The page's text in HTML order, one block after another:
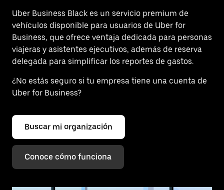
Uber Business Black es un servicio premium de
vehículos disponible para usuarios de Uber for
Business, que ofrece ventaja dedicada para personas
viajeras y asistentes ejecutivos, además de reserva
delegada para simplificar los reportes de gastos.
¿No estás seguro si tu empresa tiene una cuenta de
Uber for Business?
Buscar mi organización
Conoce cómo funciona